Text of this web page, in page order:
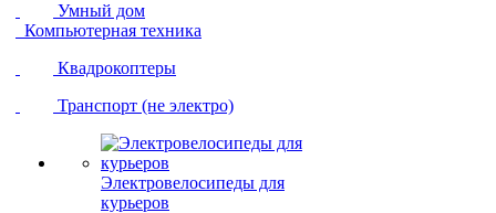
Умный дом
Компьютерная техника
Квадрокоптеры
Транспорт (не электро)
Электровелосипеды для
курьеров